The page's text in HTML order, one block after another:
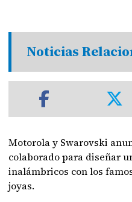
Noticias
Motorola y Swarovski
colaborado para diseñar
inalámbricos con los
joyas.